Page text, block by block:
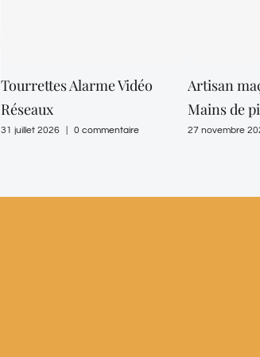
Tourrettes Alarme Vidéo
Réseaux
31 juillet 2026 0 commentaire
Artisan
Mains de
27 novembre